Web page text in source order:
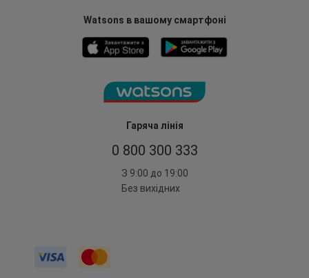
Гаряча лінія
0 800 300 333
З 9:00 до 19:00
Без вихідних
Watsons в вашому смартфоні